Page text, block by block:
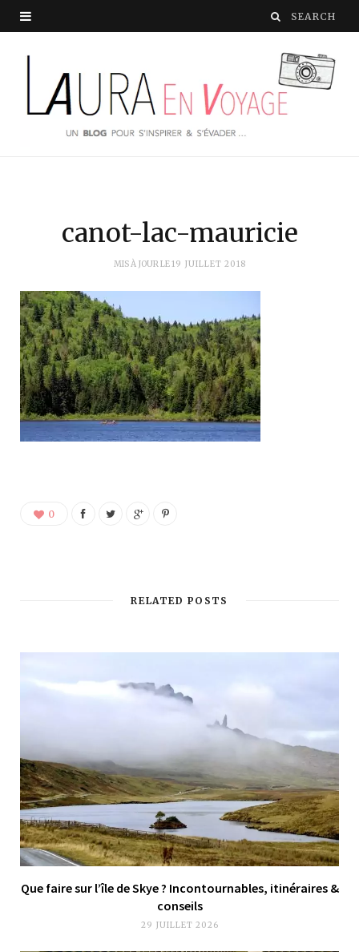
canot-lac-mauricie
MIS À JOUR LE19 JUILLET 2018
0
RELATED POSTS
Que faire sur l’île de Skye ? Incontournables, itinéraires &
conseils
29 JUILLET 2026